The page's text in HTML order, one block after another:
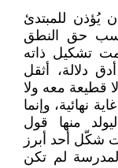
يُؤذن للمبتدئ
حق النطق
تشكيل ذاته
دلالة، أثقل
قطيعة معه ولا
نهائية، وإنما
منها قول
شكّل أحد أبرز
لم تكن